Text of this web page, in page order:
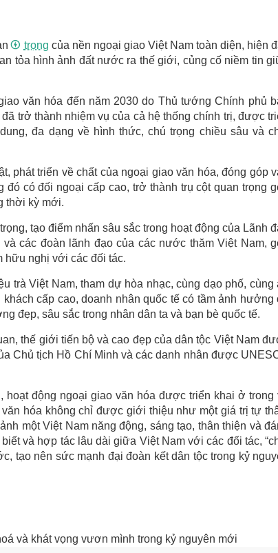
trọng của nền ngoại giao Việt Nam toàn diện, hiện
tỏa hình ảnh đất nước ra thế giới, củng cố niềm tin
văn hóa đến năm 2030 do Thủ tướng Chính phủ
trở thành nhiệm vụ của cả hệ thống chính trị, được
đa dạng về hình thức, chú trọng chiều sâu và
phát triển về chất của ngoại giao văn hóa, đóng góp
có đối ngoại cấp cao, trở thành trụ cột quan trọng
thời kỳ mới.
tạo điểm nhấn sâu sắc trong hoạt động của Lãnh
các đoàn lãnh đạo của các nước thăm Việt Nam,
hữu nghị với các đối tác.
trà Việt Nam, tham dự hòa nhạc, cùng dạo phố, cùng
cấp cao, doanh nhân quốc tế có tầm ảnh hưởng
đẹp, sâu sắc trong nhân dân ta và bạn bè quốc tế.
thế giới tiến bộ và cao đẹp của dân tộc Việt Nam
Chủ tịch Hồ Chí Minh và các danh nhân được
động ngoại giao văn hóa được triển khai ở trong
hóa không chỉ được giới thiệu như một giá trị tự
một Việt Nam năng động, sáng tạo, thân thiện và
và hợp tác lâu dài giữa Việt Nam với các đối tác,
tạo nên sức mạnh đại đoàn kết dân tộc trong kỷ